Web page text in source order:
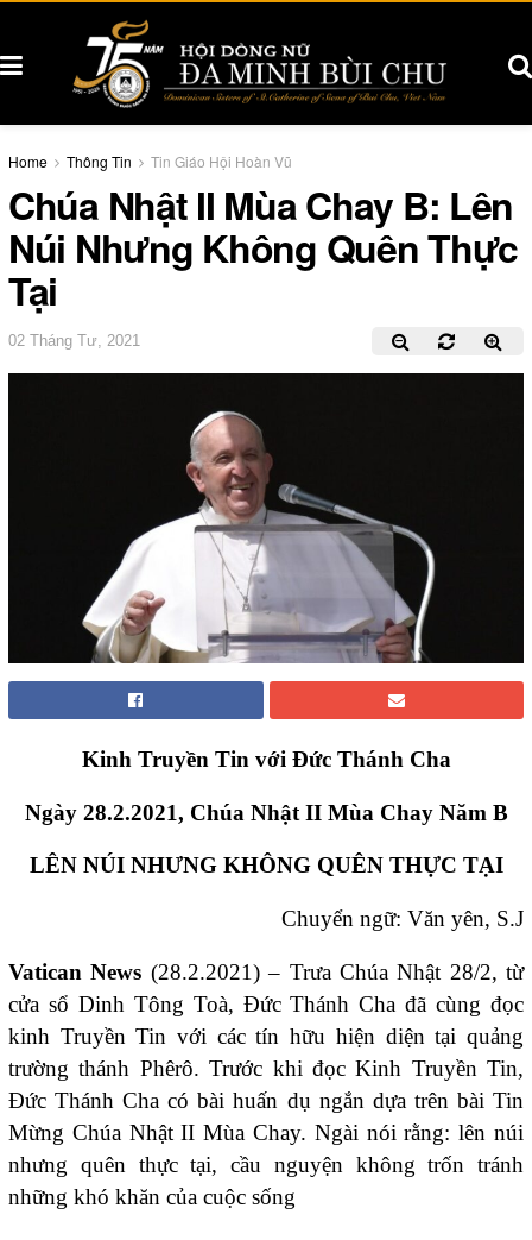
Home Thông Tin Tin Giáo Hội Hoàn Vũ
Chúa Nhật II Mùa Chay B: Lên
Núi Nhưng Không Quên Thực
Tại
02 Tháng Tư, 2021
Kinh Truyền Tin với Đức Thánh Cha
Ngày 28.2.2021, Chúa Nhật II Mùa Chay Năm B
LÊN NÚI NHƯNG KHÔNG QUÊN THỰC TẠI
Chuyển ngữ: Văn yên, S.J
Vatican News (28.2.2021) – Trưa Chúa Nhật 28/2, từ
cửa sổ Dinh Tông Toà, Đức Thánh Cha đã cùng đọc
kinh Truyền Tin với các tín hữu hiện diện tại quảng
trường thánh Phêrô. Trước khi đọc Kinh Truyền Tin,
Đức Thánh Cha có bài huấn dụ ngắn dựa trên bài Tin
Mừng Chúa Nhật II Mùa Chay. Ngài nói rằng: lên núi
nhưng quên thực tại, cầu nguyện không trốn tránh
những khó khăn của cuộc sống